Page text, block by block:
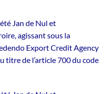
Jan de Nul et
agissant sous la
Export Credit Agency
titre de l’article 700 du code